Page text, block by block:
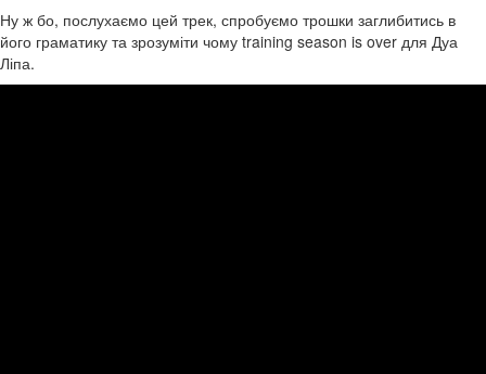
Ну ж бо, послухаємо цей трек, спробуємо трошки заглибитись в
його граматику та зрозуміти чому training season is over для Дуа
Ліпа.